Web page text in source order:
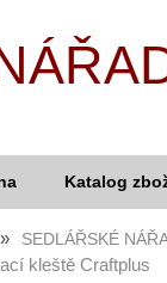
Katalog
SEDLÁŘSKÉ
kleště Craftplus